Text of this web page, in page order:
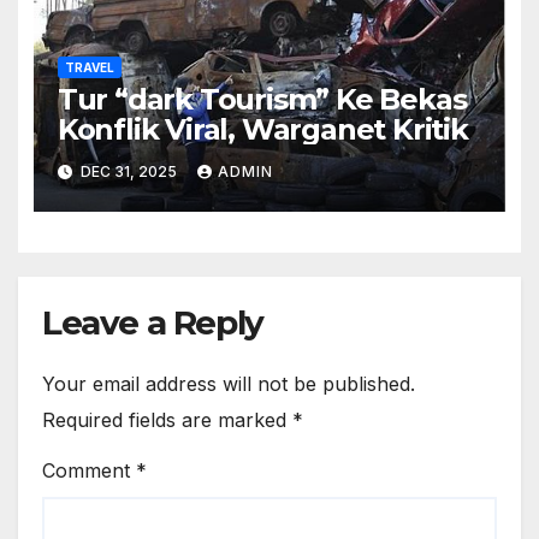
TRAVEL
Tur “dark Tourism” Ke Bekas
Konflik Viral, Warganet Kritik
DEC 31, 2025 ADMIN
Leave a Reply
Your email address will not be published.
Required fields are marked *
Comment *